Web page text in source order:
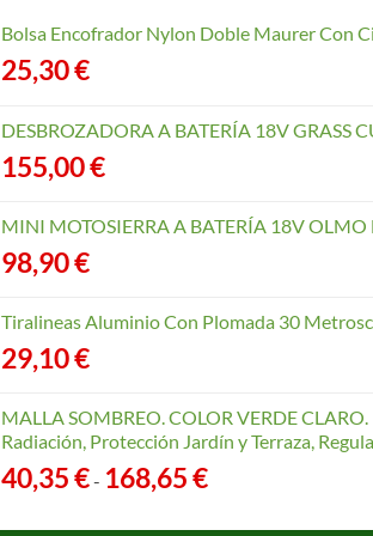
Bolsa Encofrador Nylon Doble Maurer Con
25,30€
DESBROZADORA A BATERÍA 18V GRASS
155,00€
MINI MOTOSIERRA A BATERÍA 18V OLMO
98,90€
Tiralineas Aluminio Con Plomada 30
29,10€
MALLA SOMBREO. COLOR VERDE
Radiación, Protección Jardín y Terraza,
40,35€- 168,65€Rango